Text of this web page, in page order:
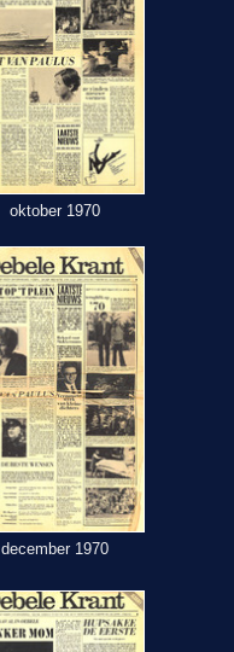
oktober 1970
december 1970